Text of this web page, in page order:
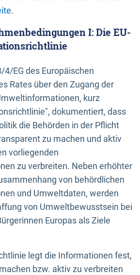
.
I: Die EU-
4/EG des Europäischen
Rates über den Zugang der
kurz
dokumentiert, dass
die Behörden in der Pflicht
zu machen und aktiv
vorliegenden
zu verbreiten. Neben erhöhter
von behördlichen
und Umweltdaten, werden
von Umweltbewusstsein bei
Europas als Ziele
legt die Informationen fest,
bzw. aktiv zu verbreiten